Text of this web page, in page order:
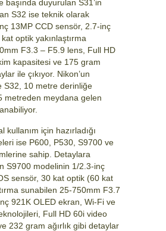
başında duyurulan S31’in
S32 ise teknik olarak
13MP CCD sensör, 2.7-inç
optik yakınlaştırma
F3.3 – F5.9 lens, Full HD
kapasitesi ve 175 gram
ile çıkıyor. Nikon’un
S32, 10 metre derinliğe
metreden meydana gelen
kullanım için hazırladığı
ise P600, P530, S9700 ve
sahip. Detaylara
S9700 modelinin 1/2.3-inç
sensör, 30 kat optik (60 kat
sunabilen 25-750mm F3.7
921K OLED ekran, Wi-Fi ve
Full HD 60i video
232 gram ağırlık gibi detaylar